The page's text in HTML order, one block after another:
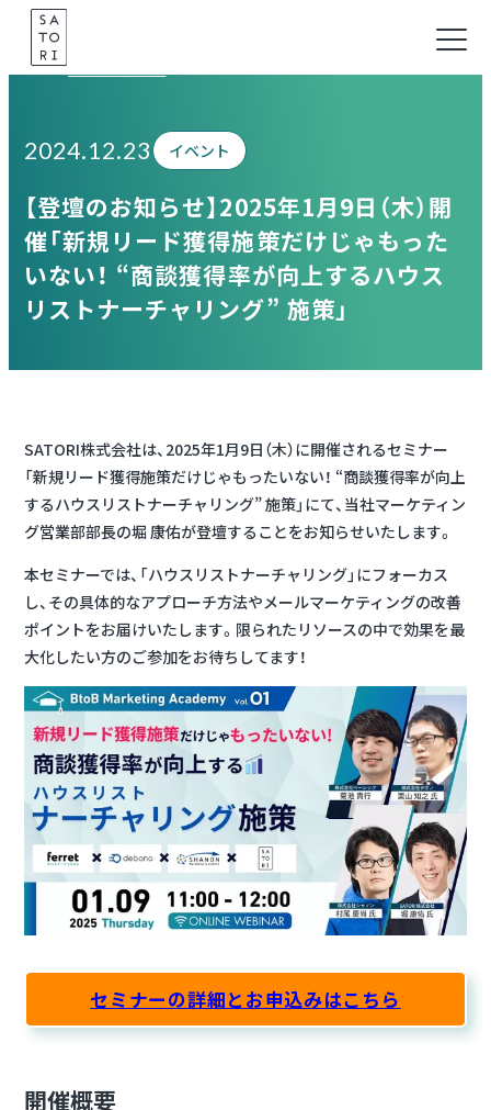
Skip
content
2024.12.23 イベント
【登壇のお知らせ】2025年1月9日（木）開
催「新規リード獲得施策だけじゃもった
いない！ “商談獲得率が向上するハウス
リストナーチャリング” 施策」
SATORI株式会社は、2025年1月9日（木）に開催されるセミナー
「新規リード獲得施策だけじゃもったいない！ “商談獲得率が向上
するハウスリストナーチャリング” 施策」にて、当社マーケティン
グ営業部部長の堀 康佑が登壇することをお知らせいたします。
本セミナーでは、「ハウスリストナーチャリング」にフォーカス
し、その具体的なアプローチ方法やメールマーケティングの改善
ポイントをお届けいたします。限られたリソースの中で効果を最
大化したい方のご参加をお待ちしてます！
セミナーの詳細とお申込みはこちら
開催概要